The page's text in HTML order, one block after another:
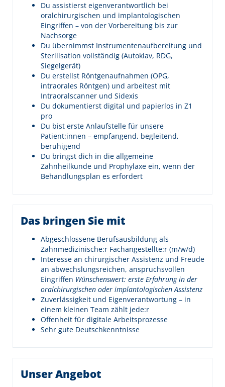
Du assistierst eigenverantwortlich bei
oralchirurgischen und implantologischen
Eingriffen – von der Vorbereitung bis zur
Nachsorge
Du übernimmst Instrumentenaufbereitung und
Sterilisation vollständig (Autoklav, RDG,
Siegelgerät)
Du erstellst Röntgenaufnahmen (OPG,
intraorales Röntgen) und arbeitest mit
Intraoralscanner und Sidexis
Du dokumentierst digital und papierlos in Z1
pro
Du bist erste Anlaufstelle für unsere
Patient:innen – empfangend, begleitend,
beruhigend
Du bringst dich in die allgemeine
Zahnheilkunde und Prophylaxe ein, wenn der
Behandlungsplan es erfordert
Das bringen Sie mit
Abgeschlossene Berufsausbildung als
Zahnmedizinische:r Fachangestellte:r (m/w/d)
Interesse an chirurgischer Assistenz und Freude
an abwechslungsreichen, anspruchsvollen
Eingriffen Wünschenswert: erste Erfahrung in der
oralchirurgischen oder implantologischen Assistenz
Zuverlässigkeit und Eigenverantwortung – in
einem kleinen Team zählt jede:r
Offenheit für digitale Arbeitsprozesse
Sehr gute Deutschkenntnisse
Unser Angebot